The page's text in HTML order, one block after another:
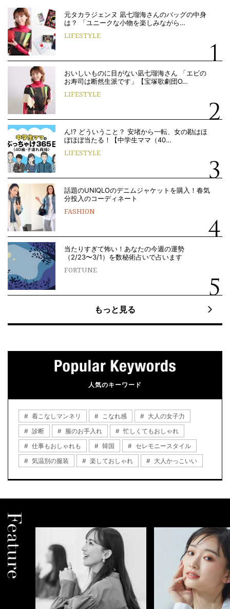
元タカラジェンヌ 凪七瑠海さんのバッグの中身
は？ 「ユニークな小物を楽しみながら…
LIFESTYLE
おいしいものに目がない凪七瑠海さん 「エビの
お寿司は断然生派です」【宝塚歌劇団O…
LIFESTYLE
ん!? どういうこと？ 安堵から一転、女の勘はほ
ぼほぼ当たる！【中学生ママ（40…
LIFESTYLE
話題のUNIQLOのデニムジャケットを購入！春気
分投入のコーディネート
FASHION
当たりすぎて怖い！あなたの今週の運勢
（2/23〜3/1）を数秘術占いで占います
FORTUNE
もっと見る
人気のキーワード
着こなしマンネリ こなれ感
大人の女子力
診断
服のお手入れ
忙しくてもおしゃれ
仕事もおしゃれも
韓国
セレモニースタイル
気温別の服装
楽しておしゃれ 大人かっこいい